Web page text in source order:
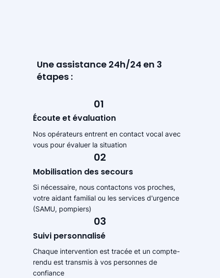
Une assistance 24h/24 en 3
étapes :
01
Écoute et évaluation
Nos opérateurs entrent en contact vocal avec
vous pour évaluer la situation
02
Mobilisation des secours
Si nécessaire, nous contactons vos proches,
votre aidant familial ou les services d'urgence
(SAMU, pompiers)
03
Suivi personnalisé
Chaque intervention est tracée et un compte-
rendu est transmis à vos personnes de
confiance